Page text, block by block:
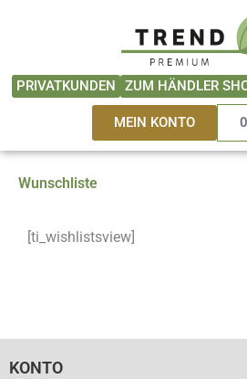
PRIVATKUNDEN ZUM HÄNDLER
MEIN KONTO
Wunschliste
[ti_wishlistsview]
KONTO